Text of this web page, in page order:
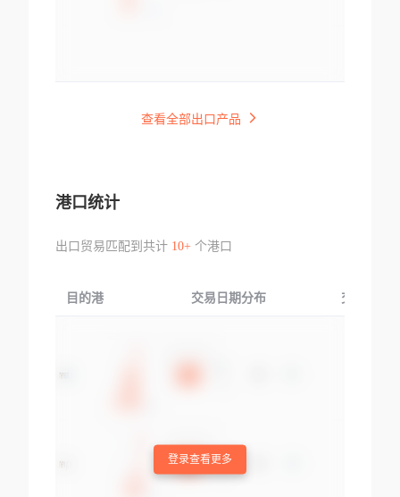
查看全部出口产品
港口统计
出口贸易匹配到共计 10+个港口
目的港 交易日期分布 交易产品
登录查看更多